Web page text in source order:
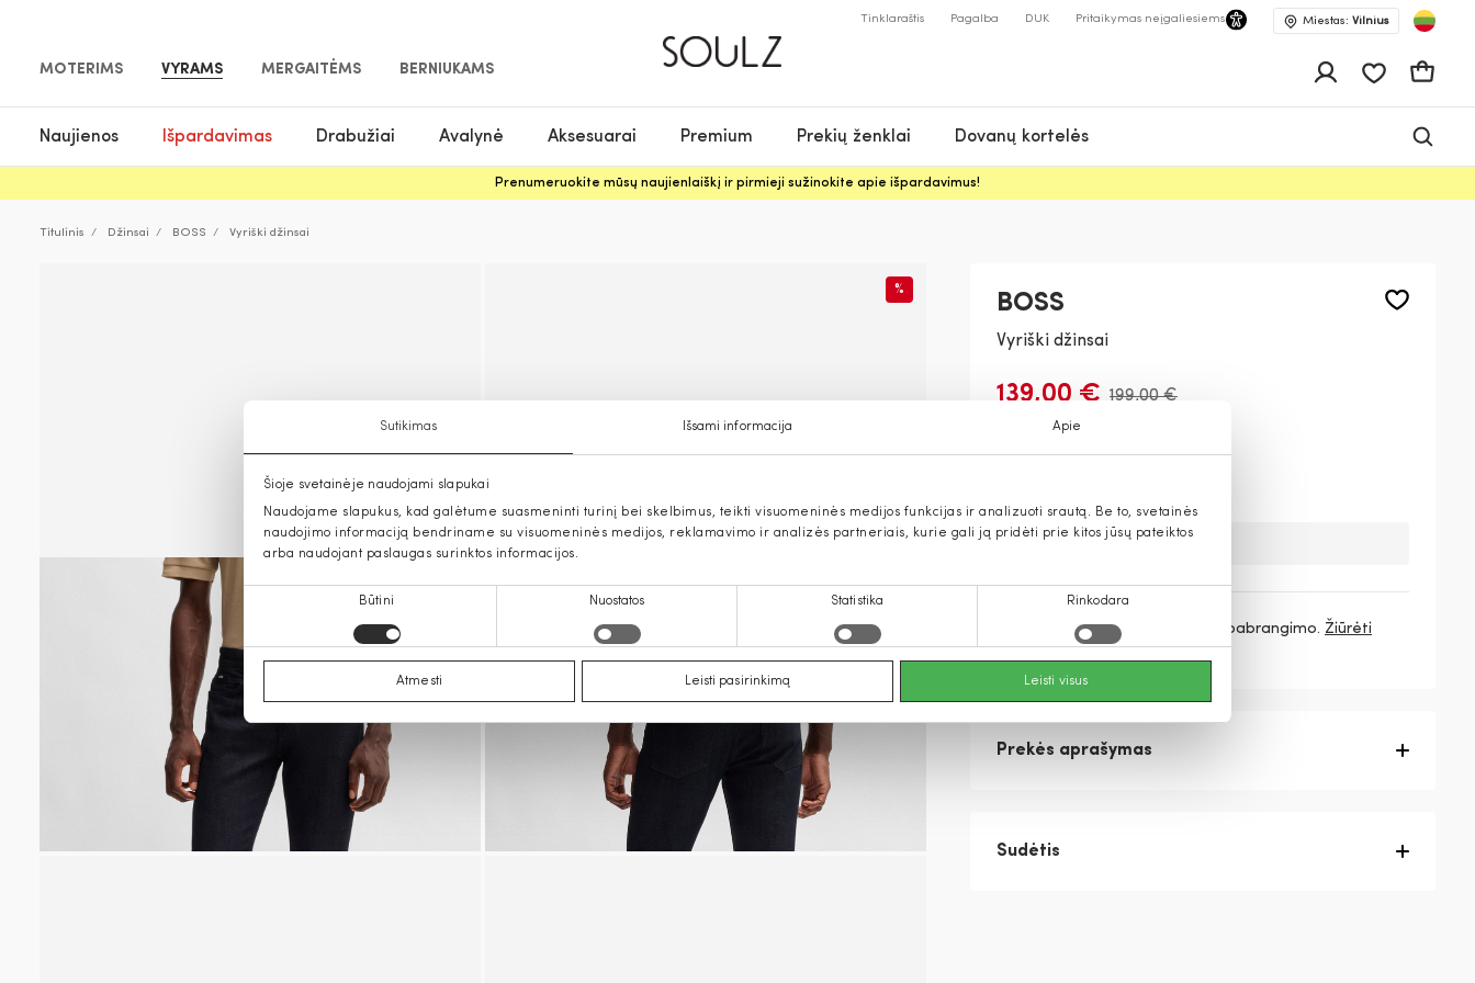
Sutikimas Išsami informacija Apie
Šioje svetainėje naudojami slapukai
Naudojame slapukus, kad galėtume suasmeninti turinį bei skelbimus, teikti visuomeninės medijos funkcijas ir analizuoti srautą. Be to, svetainės
naudojimo informaciją bendriname su visuomeninės medijos, reklamavimo ir analizės partneriais, kurie gali ją pridėti prie kitos jūsų pateiktos
arba naudojant paslaugas surinktos informacijos.
Būtini Nuostatos Statistika Rinkodara
Atmesti Leisti pasirinkimą Leisti visus
MOTERIMS VYRAMS MERGAITĖMS BERNIUKAMS
Tinklaraštis Pagalba DUK Pritaikymas neįgaliesiems Miestas: Vilnius
Pageidavimų
Naujienos Išpardavimas Drabužiai Avalynė Aksesuarai Premium Prekių ženklai Dovanų kortelės
Prenumeruokite mūsų naujienlaiškį ir pirmieji sužinokite apie išpardavimus!
Titulinis Džinsai BOSS Vyriški džinsai
%
BOSS
Vyriški džinsai
139,00 € 199,00 €
Deja, šios prekės nebeturime.
3 mokėjimai46,33 € / mėn. be pabrangimo. Žiūrėti
daugiau
Prekės aprašymas
Sudėtis